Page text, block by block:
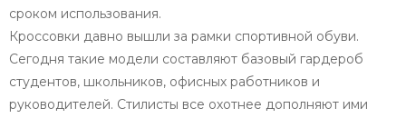
сроком использования.
Кроссовки давно вышли за рамки спортивной обуви.
Сегодня такие модели составляют базовый гардероб
студентов, школьников, офисных работников и
руководителей. Стилисты все охотнее дополняют ими